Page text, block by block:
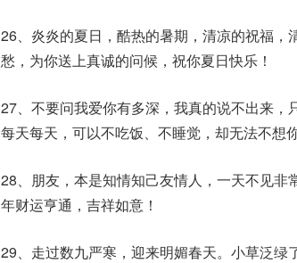
26、炎炎的夏日，酷热的暑期，清凉的祝福
愁，为你送上真诚的问候，祝你夏日快乐！
27、不要问我爱你有多深，我真的说不出来，
每天每天，可以不吃饭、不睡觉，却无法不想你
28、朋友，本是知情知己友情人，一天不见
年财运亨通，吉祥如意！
29、走过数九严寒，迎来明媚春天。小草泛